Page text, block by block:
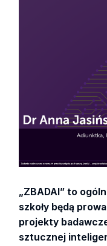
„ZBADAI” to
szkoły będą
projekty
sztucznej